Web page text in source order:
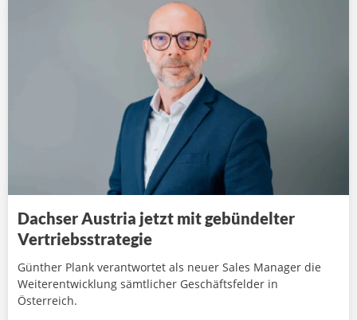
Dachser Austria jetzt mit gebündelter
Vertriebsstrategie
Günther Plank verantwortet als neuer Sales Manager die
Weiterentwicklung sämtlicher Geschäftsfelder in
Österreich.